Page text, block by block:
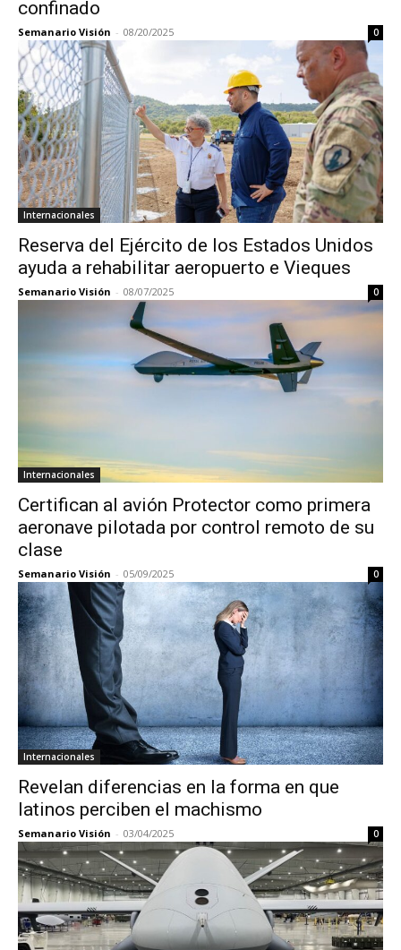
confinado
Semanario Visión - 08/20/2025 0
Internacionales
Reserva del Ejército de los Estados Unidos
ayuda a rehabilitar aeropuerto e Vieques
Semanario Visión - 08/07/2025 0
Internacionales
Certifican al avión Protector como primera
aeronave pilotada por control remoto de su
clase
Semanario Visión - 05/09/2025 0
Internacionales
Revelan diferencias en la forma en que
latinos perciben el machismo
Semanario Visión - 03/04/2025 0